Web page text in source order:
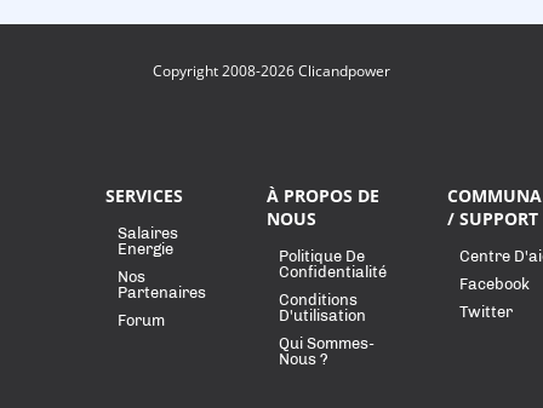
Copyright 2008-2026 Clicandpower
SERVICES
Salaires
Energie
Nos
Partenaires
Forum
À PROPOS DE
NOUS
Politique De
Confidentialité
Conditions
D'utilisation
Qui Sommes-
Nous ?
/ SUPPORT
Centre
Facebook
Twitter